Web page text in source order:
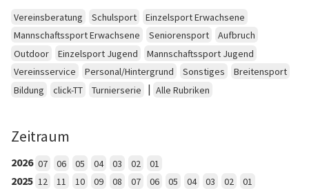
Vereinsberatung Schulsport
Einzelsport Erwachsene
Mannschaftssport Erwachsene
Seniorensport
Aufbruch
Outdoor
Einzelsport Jugend
Mannschaftssport Jugend
Vereinsservice
Personal/Hintergrund Sonstiges
Breitensport
Bildung
click-TT Turnierserie | Alle Rubriken
Zeitraum
2026 07 06 05 04 03 02 01
2025 12 11 10 09 08 07 06 05 04 03 02 01